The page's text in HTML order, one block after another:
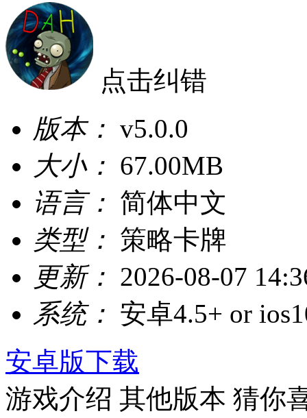
点击纠错
版本： v5.0.0
大小： 67.00MB
语言： 简体中文
类型： 策略卡牌
更新： 2026-08-07
系统： 安卓4.5+ or
安卓版下载
游戏介绍 其他版本 猜你